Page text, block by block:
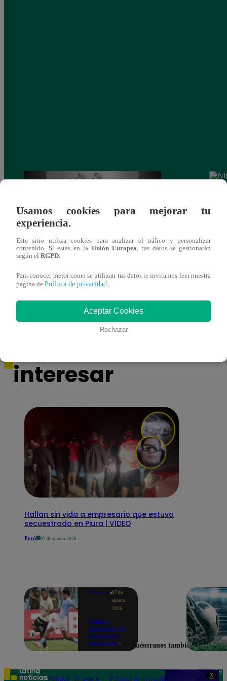
X
tras denunciar negligencia médica
interesar
Hallan sin vida a empresario que estuvo
secuestrado en Piura | VIDEO
Perú 07 de agosto 2026
Deportes 07 de
agosto
2026
Torneo
Clausura: ¿A
qué hora y
dónde ver
fecha 4?
Usamos cookies para mejorar tu
experiencia.
Este sitio utiliza cookies para analizar el tráfico y personalizar
contenido. Si estás en la Unión Europea , tus datos se gestionarán
según el RGPD
Para conocer mejor como se utilizan tus datos te invitamos leer nuestra
pagina de Política de privacidad
Aceptar Cookies
Rechazar
Encuéntranos también en
Política Te ayudo Política de privacidad
Teléfono: 219